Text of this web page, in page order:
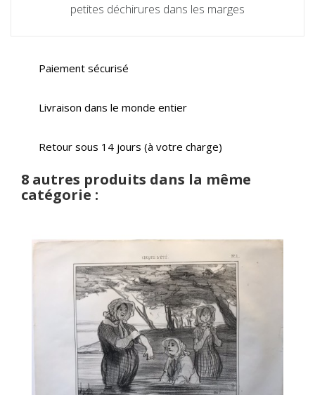
petites déchirures dans les marges
Paiement sécurisé
Livraison dans le monde entier
Retour sous 14 jours (à votre charge)
8 autres produits dans la même
catégorie :